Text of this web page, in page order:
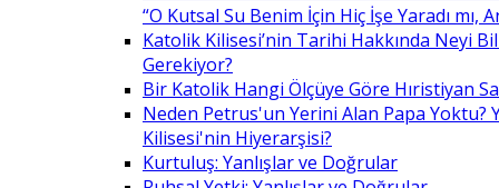
“O Kutsal Su Benim İçin Hiç İşe Yaradı mı,
Katolik Kilisesi’nin Tarihi Hakkında Neyi
Gerekiyor?
Bir Katolik Hangi Ölçüye Göre Hıristiyan
Neden Petrus'un Yerini Alan Papa Yoktu?
Kilisesi'nin Hiyerarşisi?
Kurtuluş: Yanlışlar ve Doğrular